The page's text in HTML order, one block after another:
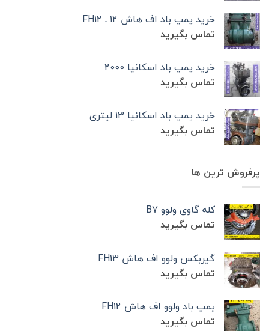
خرید پمپ باد اف هاش 12 ـ FH12
تماس بگیرید
خرید پمپ باد اسکانیا 2000
تماس بگیرید
خرید پمپ باد اسکانیا 13 لیتری
تماس بگیرید
پرفروش ترین ها
کله گاوی ولوو B7
تماس بگیرید
گیربکس ولوو اف هاش FH13
تماس بگیرید
پمپ باد ولوو اف هاش FH12
تماس بگیرید